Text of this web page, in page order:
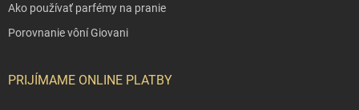
Ako používať parfémy na pranie
Porovnanie vôní Giovani
PRIJÍMAME ONLINE PLATBY